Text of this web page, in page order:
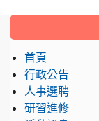
:::
首頁
行政公告
人事選聘
研習進修